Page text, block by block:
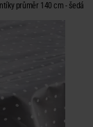
průměr 140 cm - šedá